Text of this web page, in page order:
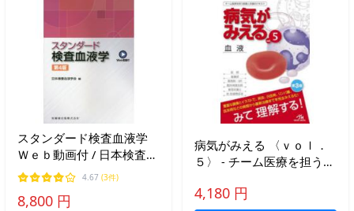
スタンダード検査血液学
Ｗｅｂ動画付 / 日本検査血
液学会 編
4.67 (3件)
8,800 円
病気がみえる 〈ｖｏｌ．
５〉 - チーム医療を担う医
（第３版）
4,180 円